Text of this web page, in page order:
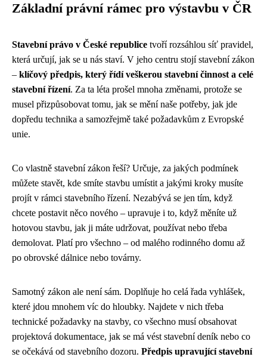
Základní právní rámec pro výstavbu v ČR
Stavební právo v České republice tvoří rozsáhlou síť pravidel,
která určují, jak se u nás staví. V jeho centru stojí stavební zákon
– klíčový předpis, který řídí veškerou stavební činnost a celé
stavební řízení. Za ta léta prošel mnoha změnami, protože se
musel přizpůsobovat tomu, jak se mění naše potřeby, jak jde
dopředu technika a samozřejmě také požadavkům z Evropské
unie.
Co vlastně stavební zákon řeší? Určuje, za jakých podmínek
můžete stavět, kde smíte stavbu umístit a jakými kroky musíte
projít v rámci stavebního řízení. Nezabývá se jen tím, když
chcete postavit něco nového – upravuje i to, když měníte už
hotovou stavbu, jak ji máte udržovat, používat nebo třeba
demolovat. Platí pro všechno – od malého rodinného domu až
po obrovské dálnice nebo továrny.
Samotný zákon ale není sám. Doplňuje ho celá řada vyhlášek,
které jdou mnohem víc do hloubky. Najdete v nich třeba
technické požadavky na stavby, co všechno musí obsahovat
projektová dokumentace, jak se má vést stavební deník nebo co
se očekává od stavebního dozoru. Předpis upravující stavební